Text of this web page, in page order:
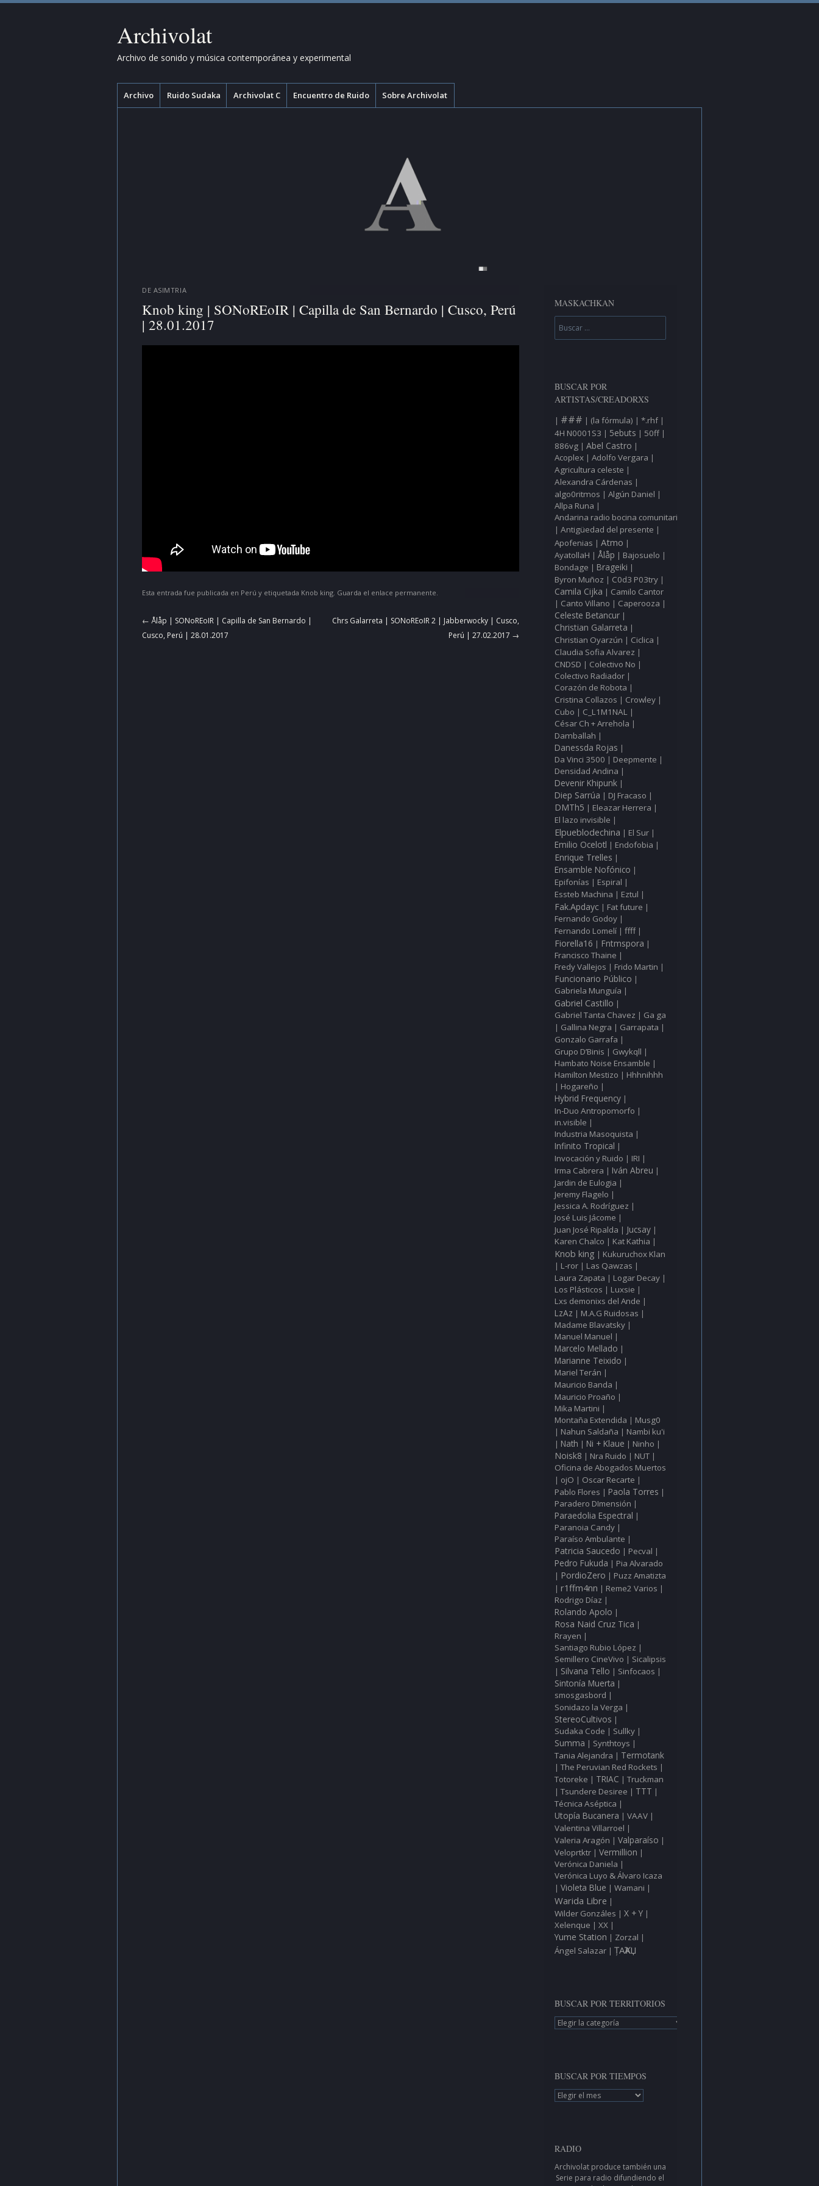
Archivolat
Archivo de sonido y música contemporánea y experimental
Menú
Saltar
alArchivo Ruido Sudaka Archivolat C Encuentro de Ruido Sobre Archivolat
DE ASIMTRIA
Knob king | SONoREoIR | Capilla de San Bernardo | Cusco, Perú
| 28.01.2017
Esta entrada fue publicada en Perú y etiquetada Knob king. Guarda el enlace permanente.
Navegador
de
← Ålåp | SONoREoIR | Capilla de San Bernardo |
Cusco, Perú | 28.01.2017
Chrs Galarreta | SONoREoIR 2 | Jabberwocky | Cusco,
Perú | 27.02.2017 →
MASKACHKAN
BUSCAR POR
ARTISTAS/CREADORXS
| ### | (la fórmula) | *.rhf|
4H N0001S3 | 5ebuts | 50ff|
886vg| Abel Castro |
Acoplex| Adolfo Vergara |
Agricultura celeste |
Alexandra Cárdenas |
algo0ritmos | Algún Daniel |
Allpa Runa |
Andarina radio bocina comunitaria
| Antigüedad del presente |
Apofenias | Atmo |
AyatollaH | Ålåp | Bajosuelo |
Bondage | Brageiki |
Byron Muñoz | C0d3 P03try|
Camila Cijka | Camilo Cantor
| Canto Villano | Caperooza |
Celeste Betancur|
Christian Galarreta |
Christian Oyarzún | Ciclica |
Claudia Sofia Alvarez |
CNDSD | Colectivo No |
Colectivo Radiador|
Corazón de Robota |
Cristina Collazos | Crowley|
Cubo | C_L1M1NAL|
César Ch + Arrehola |
Damballah |
Danessda Rojas |
Da Vinci 3500 | Deepmente |
Densidad Andina |
Devenir Khipunk|
Diep Sarrúa | DJ Fracaso |
DMTh5 | Eleazar Herrera |
El lazo invisible |
Elpueblodechina | El Sur|
Emilio Ocelotl | Endofobia |
Enrique Trelles |
Ensamble Nofónico |
Epifonías | Espiral |
Essteb Machina | Eztul |
Fak.Apdayc| Fat future |
Fernando Godoy|
Fernando Lomelí| ffff|
Fiorella16 | Fntmspora |
Francisco Thaine |
Fredy Vallejos | Frido Martin |
Funcionario Público |
Gabriela Munguía |
Gabriel Castillo |
Gabriel Tanta Chavez | Ga ga
| Gallina Negra | Garrapata |
Gonzalo Garrafa |
Grupo D’Binis | Gwykqll |
Hambato Noise Ensamble |
Hamilton Mestizo | Hhhnihhh
| Hogareño |
Hybrid Frequency|
In‑Duo Antropomorfo |
in.visible |
Industria Masoquista |
Infinito Tropical |
Invocación y Ruido | IRI |
Irma Cabrera | Iván Abreu |
Jardin de Eulogia |
Jeremy Flagelo |
Jessica A. Rodríguez |
José Luis Jácome |
Juan José Ripalda | Jucsay|
Karen Chalco | Kat Kathia |
Knob king | Kukuruchox Klan
| L‑ror| Las Qawzas |
Laura Zapata | Logar Decay|
Los Plásticos | Luxsie |
Lxs demonixs del Ande |
LzAz | M.A.G Ruidosas |
Madame Blavatsky|
Manuel Manuel |
Marcelo Mellado |
Marianne Teixido |
Mariel Terán |
Mauricio Banda |
Mauricio Proaño |
Mika Martini |
Montaña Extendida | Musg0
| Nahun Saldaña | Nambi ku'i
| Nath | Ni + Klaue | Ninho |
Noisk8 | Nra Ruido | NUT|
Oficina de Abogados Muertos
| ojO | Oscar Recarte |
Pablo Flores | Paola Torres |
Paradero DImensión |
Paraedolia Espectral |
Paranoia Candy|
Paraíso Ambulante |
Patricia Saucedo | Pecval |
Pedro Fukuda | Pia Alvarado
| PordioZero | Puzz Amatizta
| r1ffm4nn | Reme2 Varios |
Rodrigo Díaz |
Rolando Apolo |
Rosa Naid Cruz Tica |
Rrayen |
Santiago Rubio López |
Semillero CineVivo | Sicalipsis
| Silvana Tello | Sinfocaos |
Sintonía Muerta |
smosgasbord |
Sonidazo la Verga |
StereoCultivos |
Sudaka Code | Sullky|
Summa | Synthtoys |
Tania Alejandra | Termotank
| The Peruvian Red Rockets |
Totoreke | TRIAC | Truckman
| Tsundere Desiree | TTT |
Técnica Aséptica |
Utopía Bucanera | VAAV|
Valentina Villarroel |
Valeria Aragón | Valparaíso |
Veloprtktr| Vermillion |
Verónica Daniela |
Verónica Luyo & Álvaro Icaza
| Violeta Blue | Wamani |
Warida Libre |
Wilder Gonzáles | X + Y|
Xelenque | XX|
Yume Station | Zorzal |
Ángel Salazar| ȚAҠAЏ
BUSCAR POR TERRITORIOS
BUSCAR
POR
BUSCAR POR TIEMPOS
BUSCAR
POR
RADIO
Archivolat produce también una
Serie para radio difundiendo el